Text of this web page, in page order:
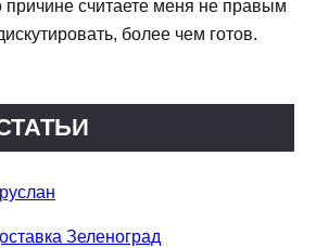
причине считаете меня не правым
более чем готов.
Зеленоград